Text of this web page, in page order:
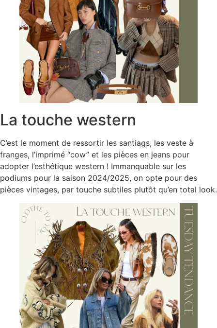
La touche western
C’est le moment de ressortir les santiags, les veste à
franges, l’imprimé “cow” et les pièces en jeans pour
adopter l’esthétique western ! Immanquable sur les
podiums pour la saison 2024/2025, on opte pour des
pièces vintages, par touche subtiles plutôt qu’en total look.